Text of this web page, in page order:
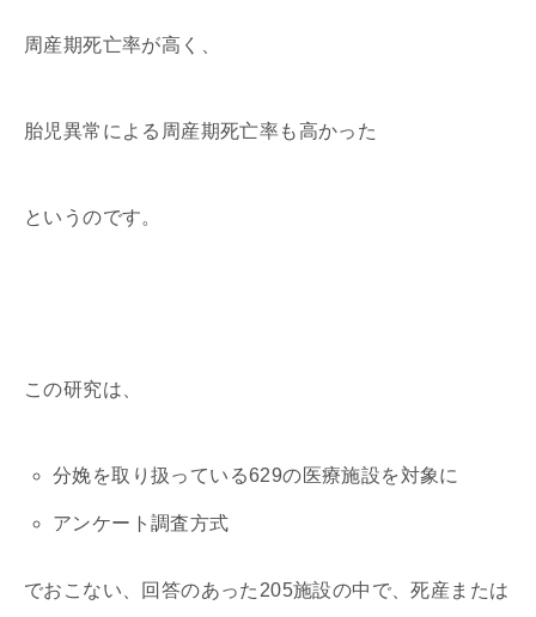
周産期死亡率が高く、
胎児異常による周産期死亡率も高かった
というのです。
この研究は、
分娩を取り扱っている629の医療施設を対象に
アンケート調査方式
でおこない、回答のあった205施設の中で、死産または